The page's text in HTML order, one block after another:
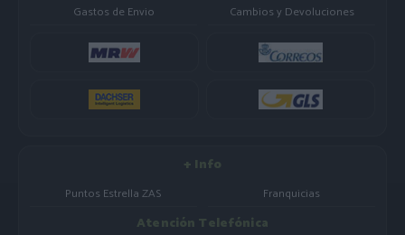
Gastos de Envio
Cambios y Devoluciones
+ Info
Puntos Estrella ZAS Franquicias
Atención Telefónica